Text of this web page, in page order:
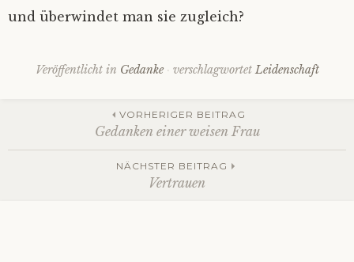
Impressum
und überwindet man sie zugleich?
Veröffentlicht in Gedanke verschlagwortet Leidenschaft
Beitrags-
Navigation
VORHERIGER BEITRAG
Gedanken einer weisen Frau
NÄCHSTER BEITRAG
Vertrauen